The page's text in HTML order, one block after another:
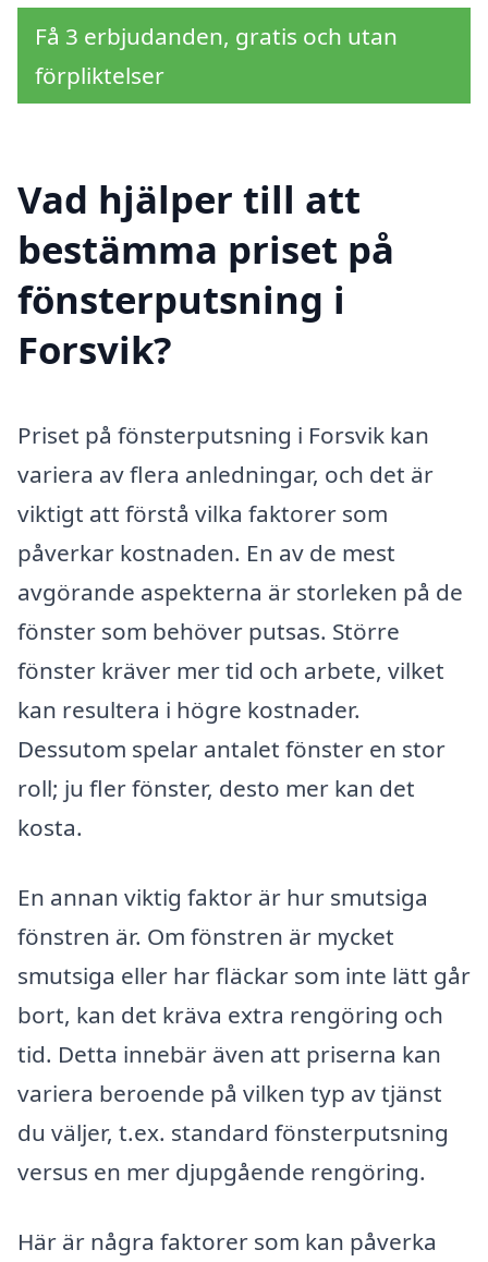
Få 3 erbjudanden, gratis och utan
förpliktelser
Vad hjälper till att
bestämma priset på
fönsterputsning i
Forsvik?
Priset på fönsterputsning i Forsvik kan
variera av flera anledningar, och det är
viktigt att förstå vilka faktorer som
påverkar kostnaden. En av de mest
avgörande aspekterna är storleken på de
fönster som behöver putsas. Större
fönster kräver mer tid och arbete, vilket
kan resultera i högre kostnader.
Dessutom spelar antalet fönster en stor
roll; ju fler fönster, desto mer kan det
kosta.
En annan viktig faktor är hur smutsiga
fönstren är. Om fönstren är mycket
smutsiga eller har fläckar som inte lätt går
bort, kan det kräva extra rengöring och
tid. Detta innebär även att priserna kan
variera beroende på vilken typ av tjänst
du väljer, t.ex. standard fönsterputsning
versus en mer djupgående rengöring.
Här är några faktorer som kan påverka